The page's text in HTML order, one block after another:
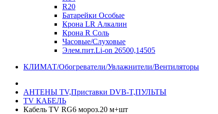
R20
Батарейки Особые
Крона LR Алкалин
Крона R Соль
Часовые/Слуховые
Элем.пит.Li-on 26500,14505
КЛИМАТ/Обогреватели/Увлажнители/Вентиляторы
АНТЕНЫ ТV,Приставки DVB-T,ПУЛЬТЫ
TV КАБЕЛЬ
Кабель TV RG6 мороз.20 м+шт